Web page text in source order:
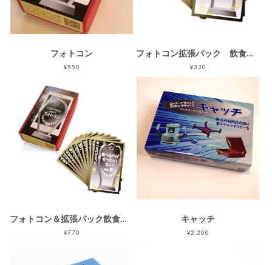
フォトコン
¥550
フォトコン拡張パック 飲食向け
¥330
フォトコン＆拡張パック飲食向け
¥770
キャッチ
¥2,200